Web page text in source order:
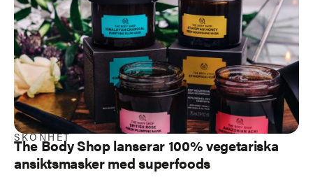
SKÖNHET
The Body Shop lanserar 100% vegetariska
ansiktsmasker med superfoods